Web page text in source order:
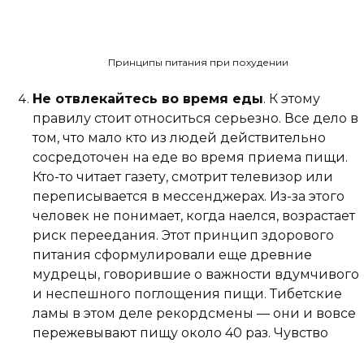
Принципы питания при похудении
Не отвлекайтесь во время еды. К этому
правилу стоит относиться серьезно. Все дело в
том, что мало кто из людей действительно
сосредоточен на еде во время приема пищи.
Кто-то читает газету, смотрит телевизор или
переписывается в мессенджерах. Из-за этого
человек не понимает, когда наелся, возрастает
риск переедания. Этот принцип здорового
питания сформулировали еще древние
мудрецы, говорившие о важности вдумчивого
и неспешного поглощения пищи. Тибетские
ламы в этом деле рекордсмены — они и вовсе
пережевывают пищу около 40 раз. Чувство